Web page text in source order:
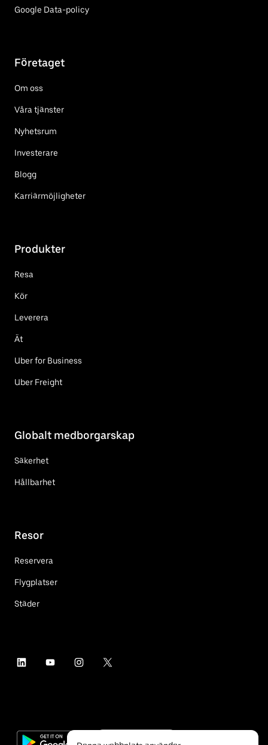
Google Data-policy
Företaget
Om oss
Våra tjänster
Nyhetsrum
Investerare
Blogg
Karriärmöjligheter
Produkter
Resa
Kör
Leverera
Ät
Uber for Business
Uber Freight
Globalt medborgarskap
Säkerhet
Hållbarhet
Resor
Reservera
Flygplatser
Städer